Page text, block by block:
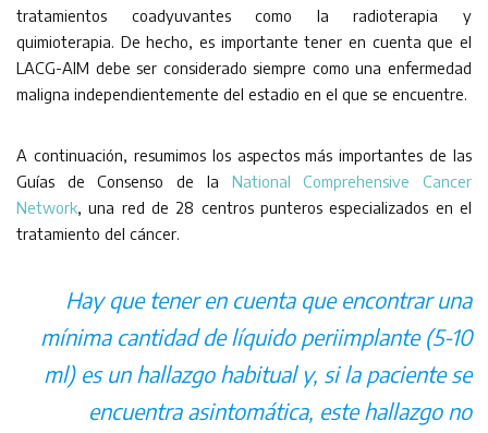
tratamientos coadyuvantes como la radioterapia y
quimioterapia. De hecho, es importante tener en cuenta que el
LACG-AIM debe ser considerado siempre como una enfermedad
maligna independientemente del estadio en el que se encuentre.
A continuación, resumimos los aspectos más importantes de las
Guías de Consenso de la National Comprehensive Cancer
Network, una red de 28 centros punteros especializados en el
tratamiento del cáncer.
Hay que tener en cuenta que encontrar una
mínima cantidad de líquido periimplante (5-10
ml) es un hallazgo habitual y, si la paciente se
encuentra asintomática, este hallazgo no